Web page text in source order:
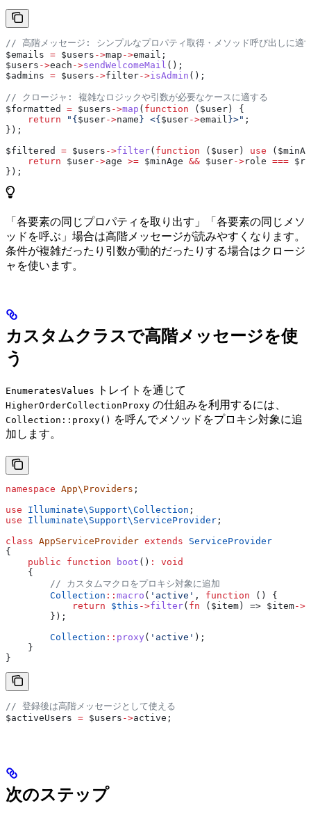
// 高階メッセージ: シンプルなプロパティ取得・メソッド呼び出しに適
$emails = $users ->map ->email ;
$users ->each ->sendWelcomeMail ();
$admins = $users ->filter->isAdmin ();
// クロージャ: 複雑なロジックや引数が必要なケースに適する
$formatted
= $users ->map ( function ( $user ) {
    return
"{ $user->name } <{ $user->email }>" ;
});
$filtered
= $users ->filter( function ( $user ) use (
    return
$user->age >= $minAge && $user->role ===
});
「各要素の同じプロパティを取り出す」「各要素の同じメソ
ッドを呼ぶ」場合は高階メッセージが読みやすくなります。
条件が複雑だったり引数が動的だったりする場合はクロージ
ャを使います。
カスタムクラスで高階メッセージを使
う
EnumeratesValues トレイトを通じて
HigherOrderCollectionProxy の仕組みを利用するには、
Collection::proxy() を呼んでメソッドをプロキシ対象に追
加します。
namespace App\Providers ;
use Illuminate\Support\Collection ;
use Illuminate\Support\ ServiceProvider ;
class AppServiceProvider extends ServiceProvider
{
    public
function boot () :
void
    {
        // カスタムマクロをプロキシ対象に追加
        Collection
:: macro ( 'active' , function () {
            return
$this ->filter( fn ( $item ) => $item->
        });
        Collection
:: proxy ( 'active' );
    }
}
// 登録後は高階メッセージとして使える
$activeUsers = $users ->active ;
次のステップ